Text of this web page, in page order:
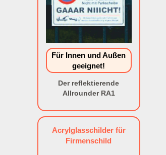
Für Innen und Außen
geeignet!
Der reflektierende
Allrounder RA1
Acrylglasschilder für
Firmenschild